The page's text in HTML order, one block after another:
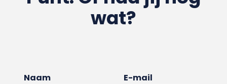
wat?
Naam E-mail